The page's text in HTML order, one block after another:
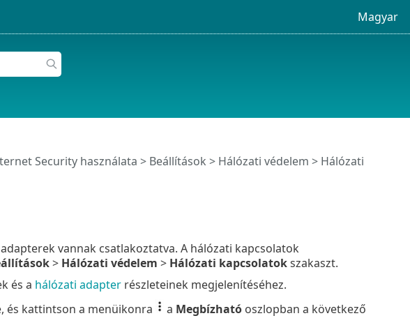
Magyar
Security használata > Beállítások > Hálózati védelem > Hálózati
vannak csatlakoztatva. A hálózati kapcsolatok
> Hálózati védelem > Hálózati kapcsolatokszakaszt.
és a hálózati adapterrészleteinek megjelenítéséhez.
és kattintson a menüikonra
a Megbízhatóoszlopban a következő